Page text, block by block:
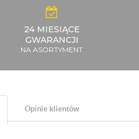
24 MIESIĄCE
GWARANCJI
NA ASORTYMENT
Opinie klientów